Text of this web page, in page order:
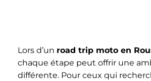
Lors d’un road trip moto en
chaque étape peut offrir une
différente. Pour ceux qui